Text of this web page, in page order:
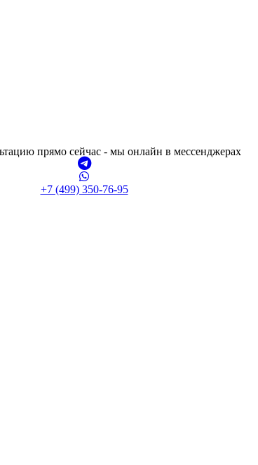
прямо сейчас - мы онлайн в мессенджерах
+7 (499) 350-76-95